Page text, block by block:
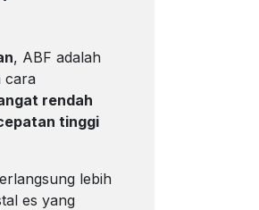
, ABF adalah
cara
rendah
tinggi
lebih
es yang